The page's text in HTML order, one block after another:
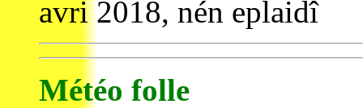
avri 2018, nén eplaidî
Météo folle